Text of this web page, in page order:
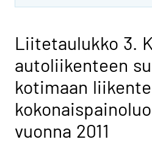
Liitetaulukko 3.
autoliikenteen
kotimaan
vuonna 2011